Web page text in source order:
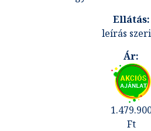
leírás
Ft